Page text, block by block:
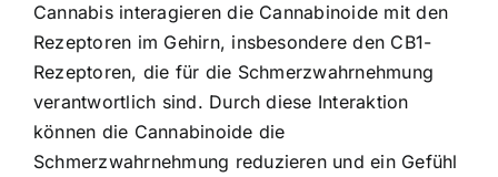
Cannabis interagieren die Cannabinoide mit den
Rezeptoren im Gehirn, insbesondere den CB1-
Rezeptoren, die für die Schmerzwahrnehmung
verantwortlich sind. Durch diese Interaktion
können die Cannabinoide die
Schmerzwahrnehmung reduzieren und ein Gefühl